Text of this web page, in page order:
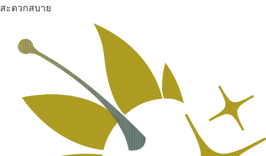
สะดวกสบาย